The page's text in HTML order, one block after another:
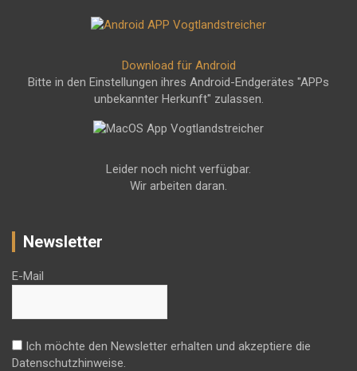
Download für Android
Bitte in den Einstellungen ihres Android-Endgerätes "APPs
unbekannter Herkunft" zulassen.
Leider noch nicht verfügbar.
Wir arbeiten daran.
Newsletter
E-Mail
Ich möchte den Newsletter erhalten und akzeptiere die
Datenschutzhinweise.